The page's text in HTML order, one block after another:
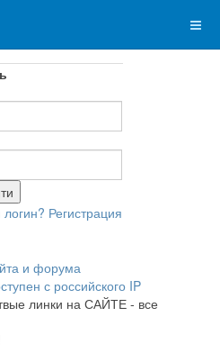
Регистрация
и форума
с российского IP
линки на САЙТЕ - все